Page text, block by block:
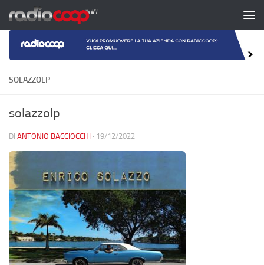
Salta al contenuto
SOLAZZOLP
solazzolp
DI ANTONIO BACCIOCCHI · 19/12/2022